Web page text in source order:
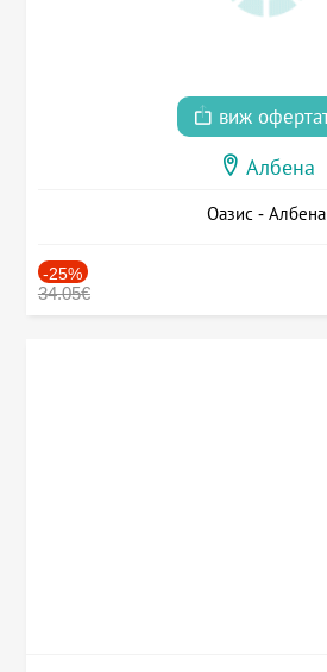
виж
Албена
Оазис - Албена
-25%
34.05€